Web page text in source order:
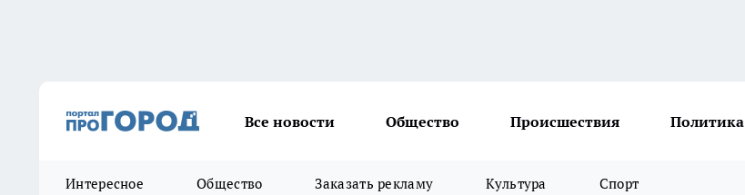
Все новости Общество Происшествия Политика
Интересное Общество Заказать рекламу Культура Спорт